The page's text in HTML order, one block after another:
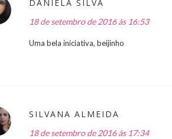
DANIELA SILVA
18 de setembro de 2016 às 16:53
Uma bela iniciativa, beijinho
SILVANA ALMEIDA
18 de setembro de 2016 às 17:34